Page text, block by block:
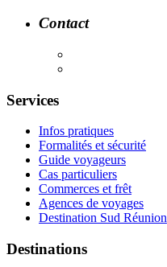
Contact
Services
Infos pratiques
Formalités et sécurité
Guide voyageurs
Cas particuliers
Commerces et frêt
Agences de voyages
Destination Sud Réunion
Destinations